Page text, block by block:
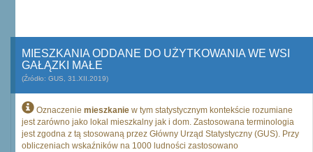
MIESZKANIA ODDANE DO UŻYTKOWANIA WE WSI
GAŁĄZKI MAŁE
(Źródło: GUS, 31.XII.2019)
Oznaczenie mieszkanie w tym statystycznym kontekście rozumiane
jest zarówno jako lokal mieszkalny jak i dom. Zastosowana terminologia
jest zgodna z tą stosowaną przez Główny Urząd Statystyczny (GUS). Przy
obliczeniach wskaźników na 1000 ludności zastosowano